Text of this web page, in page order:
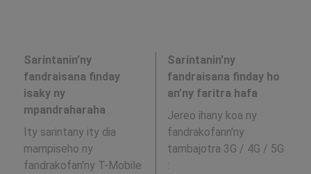
Sarintanin’ny
fandraisana finday
isaky ny
mpandraharaha
Ity sarintany ity dia
mampiseho ny
fandrakofan'ny T-Mobile
Sarintanin’ny
fandraisana finday ho
an’ny faritra hafa
Jereo ihany koa ny
fandrakofann'ny
tambajotra 3G / 4G / 5G
: